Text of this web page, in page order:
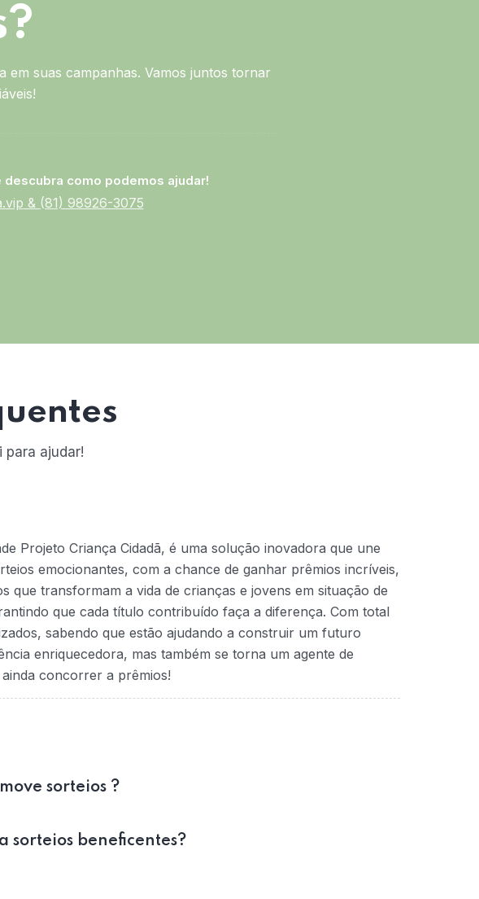
em suas campanhas. Vamos juntos tornar
descubra como podemos ajudar!
& (81) 98926-3075
para ajudar!
Projeto Criança Cidadã, é uma solução inovadora que une
emocionantes, com a chance de ganhar prêmios incríveis,
que transformam a vida de crianças e jovens em situação de
que cada título contribuído faça a diferença. Com total
sabendo que estão ajudando a construir um futuro
enriquecedora, mas também se torna um agente de
concorrer a prêmios!
sorteios ?
sorteios beneficentes?